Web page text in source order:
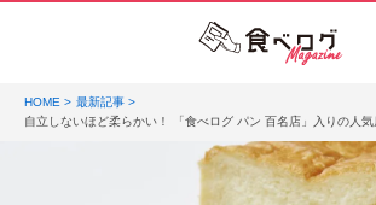
HOME
最新記事
自立しないほど柔らかい！ 「食べログ パン 百名店」入りの人気